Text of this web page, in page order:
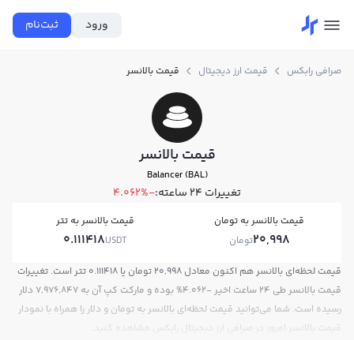
ورود ثبت‌نام
صرافی رابکس قیمت ارز دیجیتال قیمت بالانسر
قیمت بالانسر
Balancer (BAL)
تغییرات ۲۴ ساعته: -4.062%
قیمت بالانسر به تومان
20,998تومان
قیمت بالانسر به تتر
0.111418USDT
قیمت لحظه‌ای بالانسر هم اکنون معادل 20,998 تومان یا 0.111418 تتر است. تغییرات
قیمت بالانسر طی 24 ساعت اخیر -4.062% بوده و مارکت کپ آن به 7,976,847 دلار
رسیده است. شما می‌توانید قیمت لحظه‌ای بالانسر به تومان و دلار را همراه با نمودار
قیمت بالانسر امروز در صرافی ارز دیجیتال رابکس مشاهده کنید.